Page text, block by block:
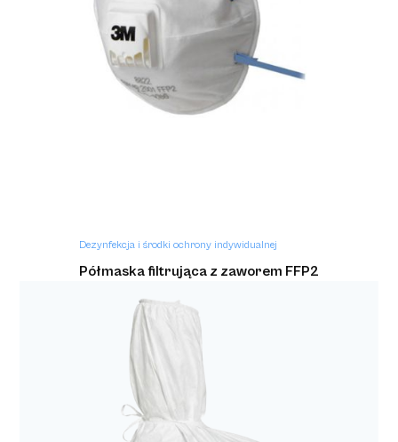
Dezynfekcja i środki ochrony indywidualnej
Sterylny biały kaptur z trokami, które
Dezynfekcja i środki ochrony indywidualnej
Półmaska filtrująca z zaworem FFP2